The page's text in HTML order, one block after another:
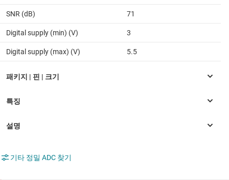
SNR (dB) 71
Digital supply (min) (V) 3
Digital supply (max) (V) 5.5
기타 정밀 ADC 찾기